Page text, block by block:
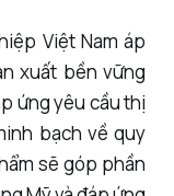
Việt Nam áp
xuất bền vững
ứng yêu cầu thị
bạch về quy
sẽ góp phần